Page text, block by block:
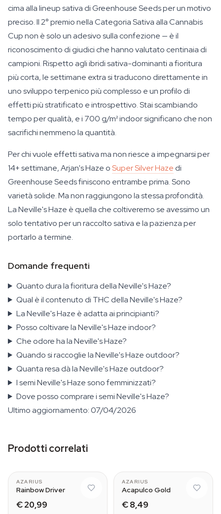
cima alla lineup sativa di Greenhouse Seeds per un motivo
preciso. Il 2° premio nella Categoria Sativa alla Cannabis
Cup non è solo un adesivo sulla confezione — è il
riconoscimento di giudici che hanno valutato centinaia di
campioni. Rispetto agli ibridi sativa-dominanti a fioritura
più corta, le settimane extra si traducono direttamente in
uno sviluppo terpenico più complesso e un profilo di
effetti più stratificato e introspettivo. Stai scambiando
tempo per qualità, e i 700 g/m² indoor significano che non
sacrifichi nemmeno la quantità.
Per chi vuole effetti sativa ma non riesce a impegnarsi per
14+ settimane, Arjan's Haze oSuper Silver Haze di
Greenhouse Seeds finiscono entrambe prima. Sono
varietà solide. Ma non raggiungono la stessa profondità.
La Neville's Haze è quella che coltiveremo se avessimo un
solo tentativo per un raccolto sativa e la pazienza per
portarlo a termine.
Domande frequenti
Quanto dura la fioritura della Neville's Haze?
Qual è il contenuto di THC della Neville's Haze?
La Neville's Haze è adatta ai principianti?
Posso coltivare la Neville's Haze indoor?
Che odore ha la Neville's Haze?
Quando si raccoglie la Neville's Haze outdoor?
Quanta resa dà la Neville's Haze outdoor?
I semi Neville's Haze sono femminizzati?
Dove posso comprare i semi Neville's Haze?
Ultimo aggiornamento: 07/04/2026
Prodotti correlati
AZARIUS
Rainbow Driver
€ 20,99
AZARIUS
Acapulco Gold
€ 8,49